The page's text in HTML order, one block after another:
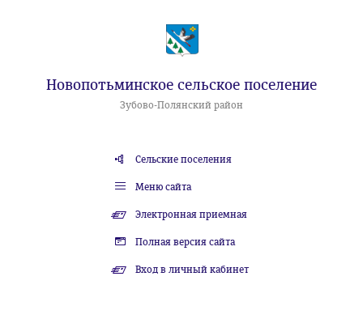
Новопотьминское сельское поселение
Зубово-Полянский район
Сельские поселения
Меню сайта
Электронная приемная
Полная версия сайта
Вход в личный кабинет